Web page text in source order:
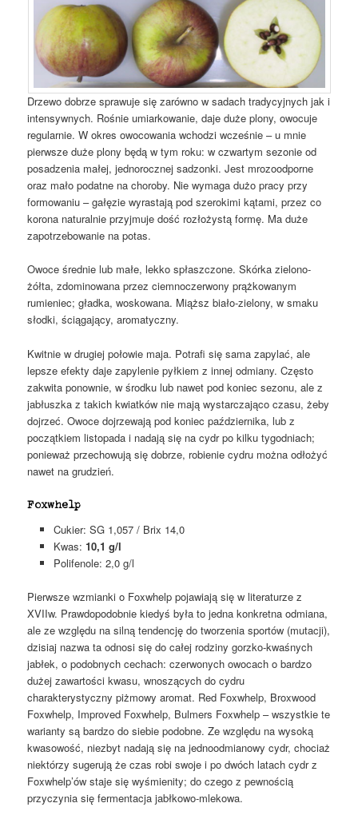
Drzewo dobrze sprawuje się zarówno w sadach tradycyjnych jak i
intensywnych. Rośnie umiarkowanie, daje duże plony, owocuje
regularnie. W okres owocowania wchodzi wcześnie – u mnie
pierwsze duże plony będą w tym roku: w czwartym sezonie od
posadzenia małej, jednorocznej sadzonki. Jest mrozoodporne
oraz mało podatne na choroby. Nie wymaga dużo pracy przy
formowaniu – gałęzie wyrastają pod szerokimi kątami, przez co
korona naturalnie przyjmuje dość rozłożystą formę. Ma duże
zapotrzebowanie na potas.
Owoce średnie lub małe, lekko spłaszczone. Skórka zielono-
żółta, zdominowana przez ciemnoczerwony prążkowanym
rumieniec; gładka, woskowana. Miąższ biało-zielony, w smaku
słodki, ściągający, aromatyczny.
Kwitnie w drugiej połowie maja. Potrafi się sama zapylać, ale
lepsze efekty daje zapylenie pyłkiem z innej odmiany. Często
zakwita ponownie, w środku lub nawet pod koniec sezonu, ale z
jabłuszka z takich kwiatków nie mają wystarczająco czasu, żeby
dojrzeć. Owoce dojrzewają pod koniec października, lub z
początkiem listopada i nadają się na cydr po kilku tygodniach;
ponieważ przechowują się dobrze, robienie cydru można odłożyć
nawet na grudzień.
Foxwhelp
Cukier: SG 1,057 / Brix 14,0
Kwas: 10,1 g/l
Polifenole: 2,0 g/l
Pierwsze wzmianki o Foxwhelp pojawiają się w literaturze z
XVIIw. Prawdopodobnie kiedyś była to jedna konkretna odmiana,
ale ze względu na silną tendencję do tworzenia sportów (mutacji),
dzisiaj nazwa ta odnosi się do całej rodziny gorzko-kwaśnych
jabłek, o podobnych cechach: czerwonych owocach o bardzo
dużej zawartości kwasu, wnoszących do cydru
charakterystyczny piżmowy aromat. Red Foxwhelp, Broxwood
Foxwhelp, Improved Foxwhelp, Bulmers Foxwhelp – wszystkie te
warianty są bardzo do siebie podobne. Ze względu na wysoką
kwasowość, niezbyt nadają się na jednoodmianowy cydr, chociaż
niektórzy sugerują że czas robi swoje i po dwóch latach cydr z
Foxwhelp’ów staje się wyśmienity; do czego z pewnością
przyczynia się fermentacja jabłkowo-mlekowa.